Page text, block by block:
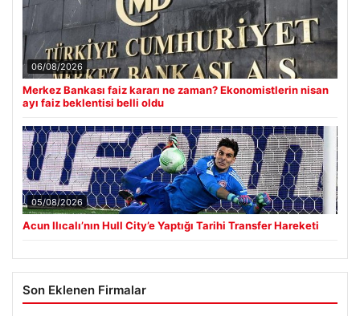
06/08/2026
Merkez Bankası faiz kararı ne zaman? Ekonomistlerin nisan
ayı faiz beklentisi belli oldu
05/08/2026
Acun Ilıcalı’nın Hull City’e Yaptığı Tarihi Transfer Hareketi
Son Eklenen Firmalar